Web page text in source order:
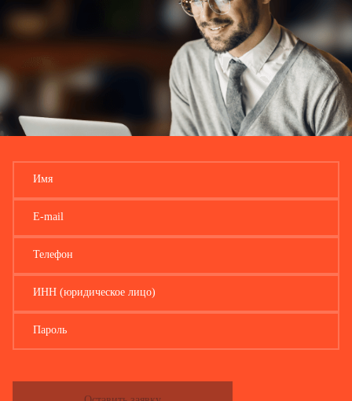
Имя
E-mail
Телефон
ИНН (юридическое лицо)
Пароль